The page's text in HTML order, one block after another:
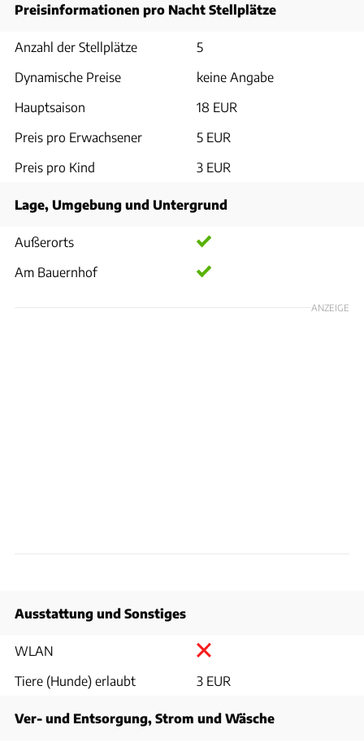
Preisinformationen pro Nacht Stellplätze
Anzahl der Stellplätze
5
Dynamische Preise
keine Angabe
Hauptsaison
18 EUR
Preis pro Erwachsener
5 EUR
Preis pro Kind
3 EUR
Lage, Umgebung und Untergrund
Außerorts
Am Bauernhof
ANZEIGE
Ausstattung und Sonstiges
WLAN
Tiere (Hunde) erlaubt
3 EUR
Ver- und Entsorgung, Strom und Wäsche